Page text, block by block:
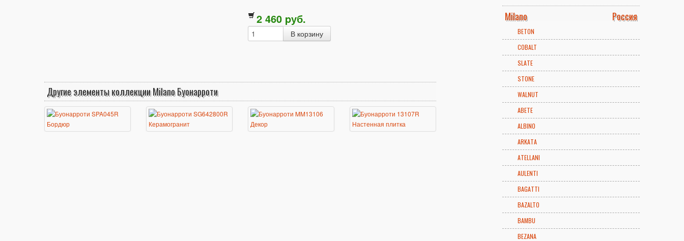
2 460 pуб.
Другие элементы коллекции Milano Буонарроти
Milano Россия
BETON
COBALT
SLATE
STONE
WALNUT
ABETE
ALBINO
ARKATA
ATELLANI
AULENTI
BAGATTI
BAZALTO
BAMBU
BEZANA